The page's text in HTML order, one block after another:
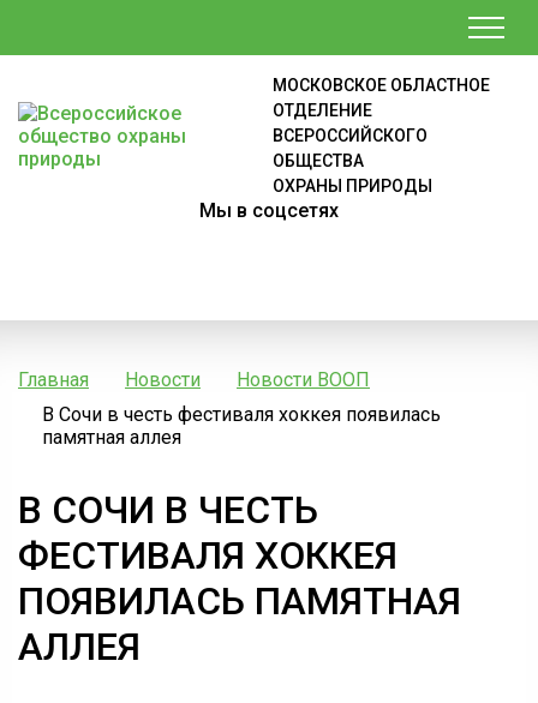
МОСКОВСКОЕ ОБЛАСТНОЕ
ОТДЕЛЕНИЕ
ВСЕРОССИЙСКОГО
ОБЩЕСТВА
ОХРАНЫ ПРИРОДЫ
Мы в соцсетях
Главная Новости
Новости ВООП
В Сочи в честь фестиваля хоккея появилась
памятная аллея
В СОЧИ В ЧЕСТЬ
ФЕСТИВАЛЯ ХОККЕЯ
ПОЯВИЛАСЬ ПАМЯТНАЯ
АЛЛЕЯ